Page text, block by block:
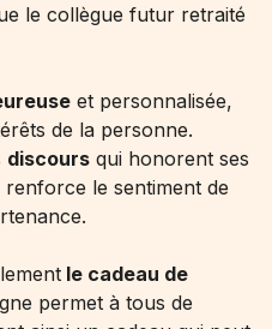
le collègue futur retraité
et personnalisée,
de la personne.
discours qui honorent ses
le sentiment de
le cadeau de
permet à tous de